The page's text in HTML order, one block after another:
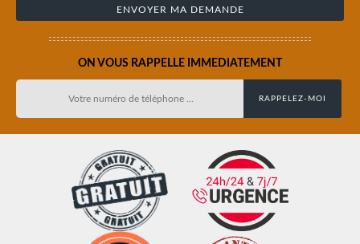
ON VOUS RAPPELLE IMMEDIATEMENT